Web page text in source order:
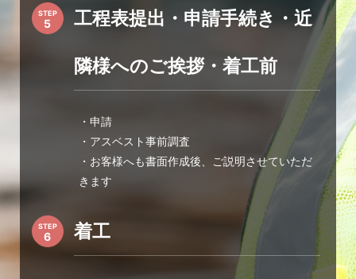
STEP 工程表提出・申請手続き・近
隣様へのご挨拶・着工前
・申請
・アスベスト事前調査
・お客様へも書面作成後、ご説明させていただ
きます
STEP 着工